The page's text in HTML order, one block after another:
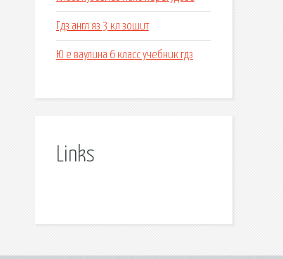
Гдз англ яз 3 кл зошит
Ю е ваулина 6 класс учебник гдз
Links